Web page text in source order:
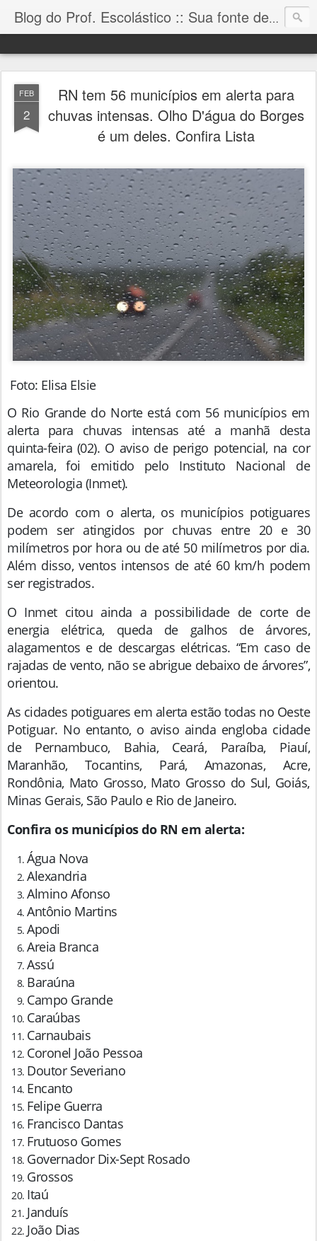
Blog do Prof. Escolástico :: Sua fonte de informação!
FEB
2
RN tem 56 municípios em alerta para
chuvas intensas. Olho D'água do Borges
é um deles. Confira Lista
Foto: Elisa Elsie
O Rio Grande do Norte está com 56 municípios em
alerta para chuvas intensas até a manhã desta
quinta-feira (02). O aviso de perigo potencial, na cor
amarela, foi emitido pelo Instituto Nacional de
Meteorologia (Inmet).
De acordo com o alerta, os municípios potiguares
podem ser atingidos por chuvas entre 20 e 30
milímetros por hora ou de até 50 milímetros por dia.
Além disso, ventos intensos de até 60 km/h podem
ser registrados.
O Inmet citou ainda a possibilidade de corte de
energia elétrica, queda de galhos de árvores,
alagamentos e de descargas elétricas. “Em caso de
rajadas de vento, não se abrigue debaixo de árvores”,
orientou.
As cidades potiguares em alerta estão todas no Oeste
Potiguar. No entanto, o aviso ainda engloba cidade
de Pernambuco, Bahia, Ceará, Paraíba, Piauí,
Maranhão, Tocantins, Pará, Amazonas, Acre,
Rondônia, Mato Grosso, Mato Grosso do Sul, Goiás,
Minas Gerais, São Paulo e Rio de Janeiro.
Confira os municípios do RN em alerta:
Água Nova
Alexandria
Almino Afonso
Antônio Martins
Apodi
Areia Branca
Assú
Baraúna
Campo Grande
Caraúbas
Carnaubais
Coronel João Pessoa
Doutor Severiano
Encanto
Felipe Guerra
Francisco Dantas
Frutuoso Gomes
Governador Dix-Sept Rosado
Grossos
Itaú
Janduís
João Dias